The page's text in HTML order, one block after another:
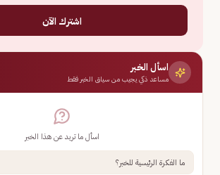
اشترك الآن
اسأل الخبر
مساعد ذكي يجيب من سياق الخبر فقط
اسأل ما تريد عن هذا الخبر
ما الفكرة الرئيسية للخبر؟